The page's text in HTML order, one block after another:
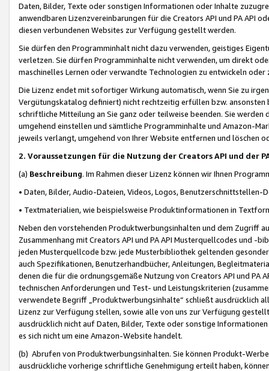
Daten, Bilder, Texte oder sonstigen Informationen oder Inhalte
anwendbaren Lizenzvereinbarungen für die Creators API und PA API
diesen verbundenen Websites zur Verfügung gestellt werden.
Sie dürfen den Programminhalt nicht dazu verwenden, geistiges
verletzen. Sie dürfen Programminhalte nicht verwenden, um direkt
maschinelles Lernen oder verwandte Technologien zu entwickeln
Die Lizenz endet mit sofortiger Wirkung automatisch, wenn Sie zu
Vergütungskatalog definiert) nicht rechtzeitig erfüllen bzw. ansonsten
schriftliche Mitteilung an Sie ganz oder teilweise beenden. Sie werden
umgehend einstellen und sämtliche Programminhalte und Amazon-
jeweils verlangt, umgehend von Ihrer Website entfernen und löschen
2. Voraussetzungen für die Nutzung der Creators API und der
(a) Beschreibung. Im Rahmen dieser Lizenz können wir Ihnen
• Daten, Bilder, Audio-Dateien, Videos, Logos, Benutzerschnittstellen-
• Textmaterialien, wie beispielsweise Produktinformationen in
Neben den vorstehenden Produktwerbungsinhalten und dem Zugriff
Zusammenhang mit Creators API und PA API Musterquellcodes und
jeden Musterquellcode bzw. jede Musterbibliothek geltenden
auch Spezifikationen, Benutzerhandbücher, Anleitungen,
denen die für die ordnungsgemäße Nutzung von Creators API und PA
technischen Anforderungen und Test- und Leistungskriterien
verwendete Begriff „Produktwerbungsinhalte“ schließt ausdrücklich
Lizenz zur Verfügung stellen, sowie alle von uns zur Verfügung
ausdrücklich nicht auf Daten, Bilder, Texte oder sonstige
es sich nicht um eine Amazon-Website handelt.
(b) Abrufen von Produktwerbungsinhalten. Sie können Produkt-
ausdrückliche vorherige schriftliche Genehmigung erteilt haben,